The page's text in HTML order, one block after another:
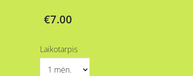
€7.00
Laikotarpis